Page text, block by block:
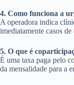
4. Como funciona a
A operadora indica
imediatamente casos
5. O que é
É uma taxa paga pelo
da mensalidade para a